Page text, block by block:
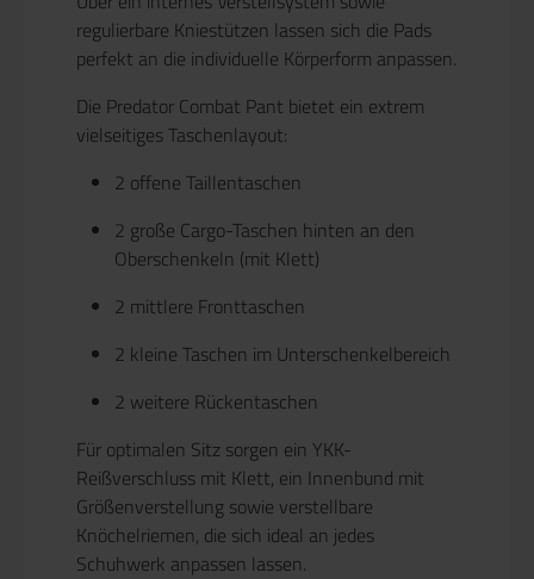
regulierbare Kniestützen lassen sich die Pads
perfekt an die individuelle Körperform anpassen.
Die Predator Combat Pant bietet ein extrem
vielseitiges Taschenlayout:
2 offene Taillentaschen
2 große Cargo-Taschen hinten an den
Oberschenkeln (mit Klett)
2 mittlere Fronttaschen
2 kleine Taschen im Unterschenkelbereich
2 weitere Rückentaschen
Für optimalen Sitz sorgen ein YKK-
Reißverschluss mit Klett, ein Innenbund mit
Größenverstellung sowie verstellbare
Knöchelriemen, die sich ideal an jedes
Schuhwerk anpassen lassen.